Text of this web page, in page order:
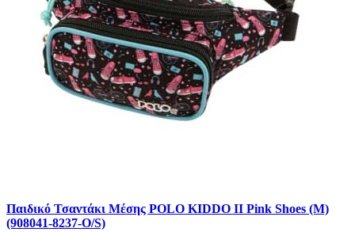
Παιδικό Τσαντάκι Μέσης POLO KIDDO II Pink Shoes (M)
(908041-8237-O/S)